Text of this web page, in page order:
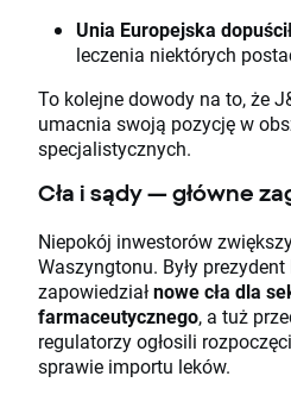
Unia Europejska
leczenia niektórych
To kolejne dowody na to, że
umacnia swoją pozycję w
specjalistycznych.
Cła i sądy — główne
Niepokój inwestorów
Waszyngtonu. Były
zapowiedziałnowe cła dla
farmaceutycznego, a tuż
regulatorzy ogłosili
sprawie importu leków.